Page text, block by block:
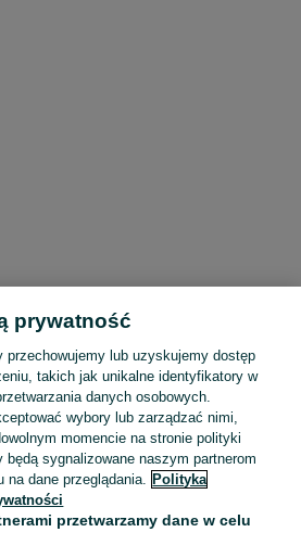
nie jest już dostępne
prywatność
przechowujemy lub uzyskujemy dostęp
takich jak unikalne identyfikatory w
danych osobowych.
wybory lub zarządzać nimi,
momencie na stronie polityki
będą sygnalizowane naszym partnerom
na dane przeglądania. Polityka
przetwarzamy dane w celu